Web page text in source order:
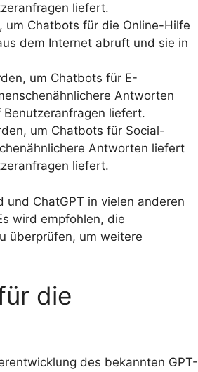
liefert.
um Chatbots für die Online-Hilfe
dem Internet abruft und sie in
um Chatbots für E-
Antworten
liefert.
um Chatbots für Social-
Antworten liefert
liefert.
ChatGPT in vielen anderen
wird empfohlen, die
überprüfen, um weitere
die
des bekannten GPT-